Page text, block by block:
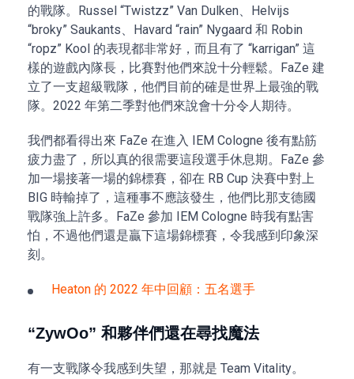
的戰隊。Russel “Twistzz” Van Dulken、Helvijs
“broky” Saukants、Havard “rain” Nygaard 和 Robin
“ropz” Kool 的表現都非常好，而且有了 “karrigan” 這
樣的遊戲內隊長，比賽對他們來說十分輕鬆。FaZe 建
立了一支超級戰隊，他們目前的確是世界上最強的戰
隊。2022 年第二季對他們來說會十分令人期待。
我們都看得出來 FaZe 在進入 IEM Cologne 後有點筋
疲力盡了，所以真的很需要這段選手休息期。FaZe 參
加一場接著一場的錦標賽，卻在 RB Cup 決賽中對上
BIG 時輸掉了，這種事不應該發生，他們比那支德國
戰隊強上許多。FaZe 參加 IEM Cologne 時我有點害
怕，不過他們還是贏下這場錦標賽，令我感到印象深
刻。
Heaton 的 2022 年中回顧：五名選手
“ZywOo” 和夥伴們還在尋找魔法
有一支戰隊令我感到失望，那就是 Team Vitality。